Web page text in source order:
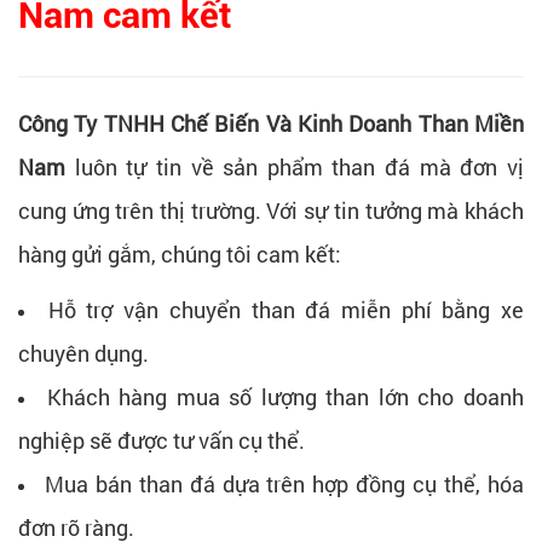
Nam cam kết
Công Ty TNHH Chế Biến Và Kinh Doanh Than Miền
Nam luôn tự tin về sản phẩm than đá mà đơn vị
cung ứng trên thị trường. Với sự tin tưởng mà khách
hàng gửi gắm, chúng tôi cam kết:
Hỗ trợ vận chuyển than đá miễn phí bằng xe
chuyên dụng.
Khách hàng mua số lượng than lớn cho doanh
nghiệp sẽ được tư vấn cụ thể.
Mua bán than đá dựa trên hợp đồng cụ thể, hóa
đơn rõ ràng.